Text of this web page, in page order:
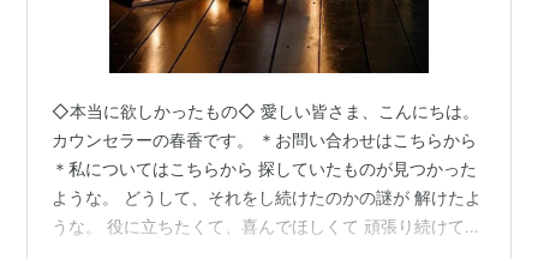
◇本当に欲しかったもの◇ 愛しい皆さま、こんにちは。
カウンセラーの春香です。 ＊お問い合わせはこちらから
＊私についてはこちらから 探していたものが見つかった
ような。 どうして、それをし続けたのかの謎が 解けたよ
うな。 役に立ちたくて、喜んでほしくて 頑張り続けてい